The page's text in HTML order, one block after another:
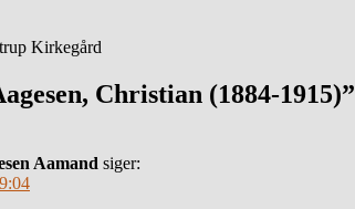
Kirkegård
Christian (1884-1915)”
Aamand siger: